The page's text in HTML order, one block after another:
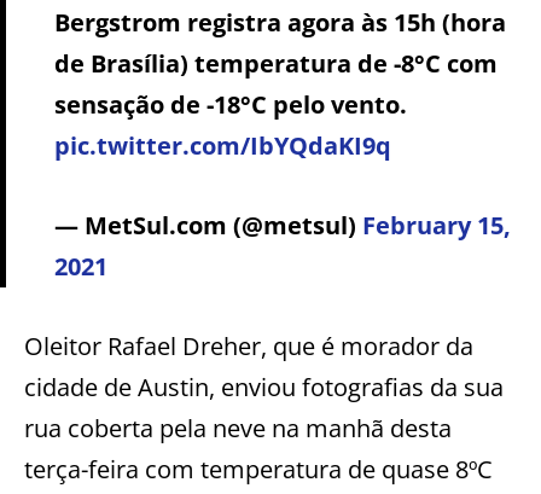
Bergstrom registra agora às 15h (hora
de Brasília) temperatura de -8°C com
sensação de -18°C pelo vento.
pic.twitter.com/IbYQdaKI9q
— MetSul.com (@metsul) February 15,
2021
Oleitor Rafael Dreher, que é morador da
cidade de Austin, enviou fotografias da sua
rua coberta pela neve na manhã desta
terça-feira com temperatura de quase 8ºC